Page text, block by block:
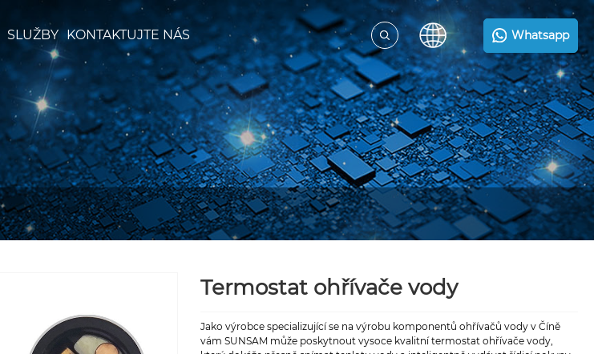
SLUŽBY KONTAKTUJTE NÁS Whatsapp
Termostat ohřívače vody
Jako výrobce specializující se na výrobu komponentů ohřívačů vody v Číně
vám SUNSAM může poskytnout vysoce kvalitní termostat ohřívače vody,